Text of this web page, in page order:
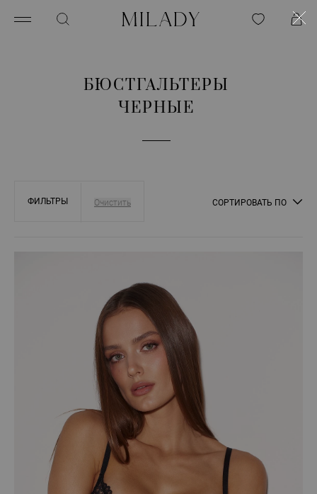
БЮСТГАЛЬТЕРЫ
ЧЕРНЫЕ
ФИЛЬТРЫ СОРТИРОВАТЬ ПО